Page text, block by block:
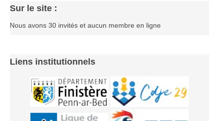
Les annonces de tournois
Sur le site :
Nous avons 30 invités et aucun membre en ligne
Liens institutionnels